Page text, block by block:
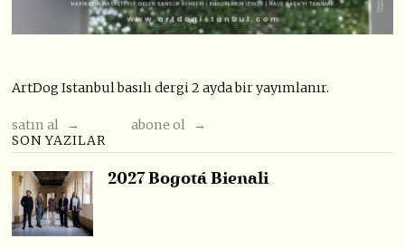
ArtDog Istanbul basılı dergi 2 ayda bir yayımlanır.
satın al →
abone ol →
SON YAZILAR
2027 Bogotá Bienali